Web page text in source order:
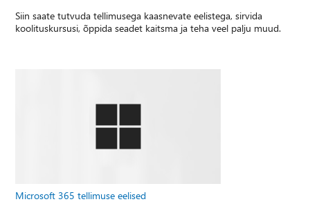
Siin saate tutvuda tellimusega kaasnevate eelistega, sirvida
koolituskursusi, õppida seadet kaitsma ja teha veel palju muud.
Microsoft 365 tellimuse eelised